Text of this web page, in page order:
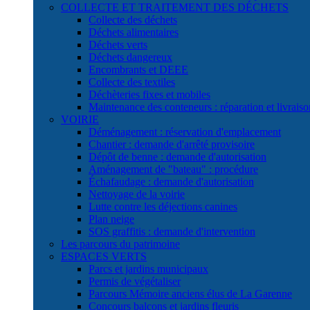
COLLECTE ET TRAITEMENT DES DÉCHETS
Collecte des déchets
Déchets alimentaires
Déchets verts
Déchets dangereux
Encombrants et DEEE
Collecte des textiles
Déchèteries fixes et mobiles
Maintenance des conteneurs : réparation et
VOIRIE
Déménagement : réservation d'emplacement
Chantier : demande d'arrêté provisoire
Dépôt de benne : demande d'autorisation
Aménagement de "bateau" : procédure
Échafaudage : demande d'autorisation
Nettoyage de la voirie
Lutte contre les déjections canines
Plan neige
SOS graffitis : demande d'intervention
Les parcours du patrimoine
ESPACES VERTS
Parcs et jardins municipaux
Permis de végétaliser
Parcours Mémoire anciens élus de La Garenne
Concours balcons et jardins fleuris